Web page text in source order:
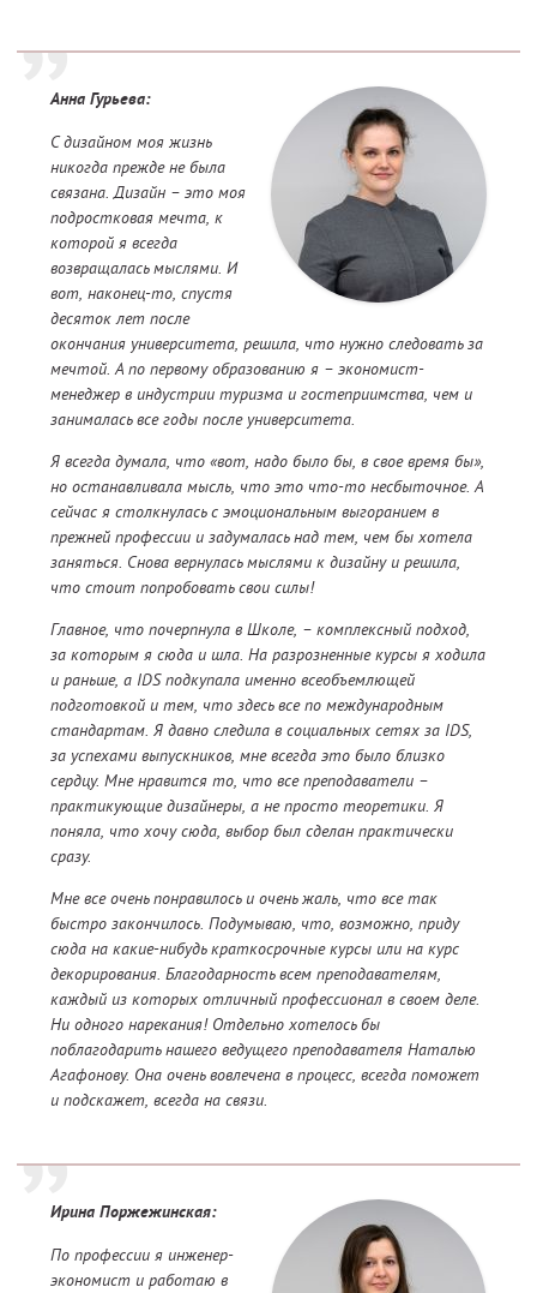
Анна Гурьева:
С дизайном моя жизнь
никогда прежде не была
связана. Дизайн – это моя
подростковая мечта, к
которой я всегда
возвращалась мыслями. И
вот, наконец-то, спустя
десяток лет после
окончания университета, решила, что нужно следовать за
мечтой. А по первому образованию я – экономист-
менеджер в индустрии туризма и гостеприимства, чем и
занималась все годы после университета.
Я всегда думала, что «вот, надо было бы, в свое время бы»,
но останавливала мысль, что это что-то несбыточное. А
сейчас я столкнулась с эмоциональным выгоранием в
прежней профессии и задумалась над тем, чем бы хотела
заняться. Снова вернулась мыслями к дизайну и решила,
что стоит попробовать свои силы!
Главное, что почерпнула в Школе, – комплексный подход,
за которым я сюда и шла. На разрозненные курсы я ходила
и раньше, а IDS подкупала именно всеобъемлющей
подготовкой и тем, что здесь все по международным
стандартам. Я давно следила в социальных сетях за IDS,
за успехами выпускников, мне всегда это было близко
сердцу. Мне нравится то, что все преподаватели –
практикующие дизайнеры, а не просто теоретики. Я
поняла, что хочу сюда, выбор был сделан практически
сразу.
Мне все очень понравилось и очень жаль, что все так
быстро закончилось. Подумываю, что, возможно, приду
сюда на какие-нибудь краткосрочные курсы или на курс
декорирования. Благодарность всем преподавателям,
каждый из которых отличный профессионал в своем деле.
Ни одного нарекания! Отдельно хотелось бы
поблагодарить нашего ведущего преподавателя Наталью
Агафонову. Она очень вовлечена в процесс, всегда поможет
и подскажет, всегда на связи.
Ирина Поржежинская:
По профессии я инженер-
экономист и работаю в